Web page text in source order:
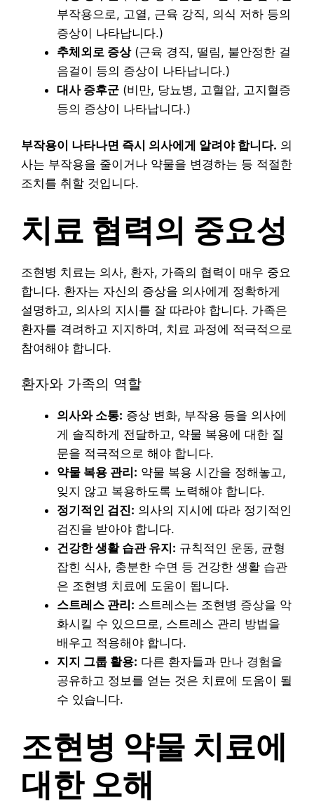
부작용으로, 고열, 근육 강직, 의식 저하 등의
증상이 나타납니다.)
추체외로 증상(근육 경직, 떨림, 불안정한 걸
음걸이 등의 증상이 나타납니다.)
대사 증후군 (비만, 당뇨병, 고혈압, 고지혈증
등의 증상이 나타납니다.)
부작용이 나타나면 즉시 의사에게 알려야 합니다. 의
사는 부작용을 줄이거나 약물을 변경하는 등 적절한
조치를 취할 것입니다.
치료 협력의 중요성
조현병 치료는 의사, 환자, 가족의 협력이 매우 중요
합니다. 환자는 자신의 증상을 의사에게 정확하게
설명하고, 의사의 지시를 잘 따라야 합니다. 가족은
환자를 격려하고 지지하며, 치료 과정에 적극적으로
참여해야 합니다.
환자와 가족의 역할
의사와 소통: 증상 변화, 부작용 등을 의사에
게 솔직하게 전달하고, 약물 복용에 대한 질
문을 적극적으로 해야 합니다.
약물 복용 관리: 약물 복용 시간을 정해놓고,
잊지 않고 복용하도록 노력해야 합니다.
정기적인 검진: 의사의 지시에 따라 정기적인
검진을 받아야 합니다.
건강한 생활 습관 유지: 규칙적인 운동, 균형
잡힌 식사, 충분한 수면 등 건강한 생활 습관
은 조현병 치료에 도움이 됩니다.
스트레스 관리: 스트레스는 조현병 증상을 악
화시킬 수 있으므로, 스트레스 관리 방법을
배우고 적용해야 합니다.
지지 그룹 활용: 다른 환자들과 만나 경험을
공유하고 정보를 얻는 것은 치료에 도움이 될
수 있습니다.
조현병 약물 치료에
대한 오해